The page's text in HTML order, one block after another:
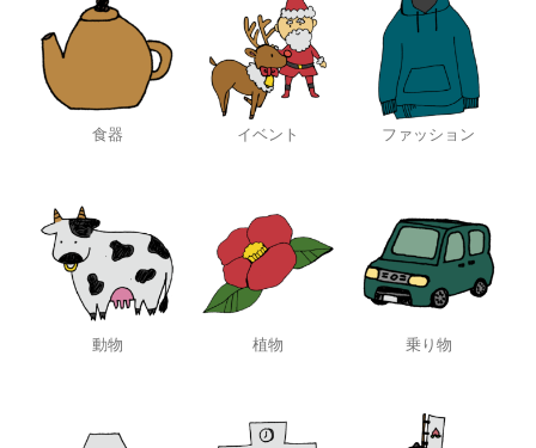
食器 イベント ファッション
動物 植物 乗り物